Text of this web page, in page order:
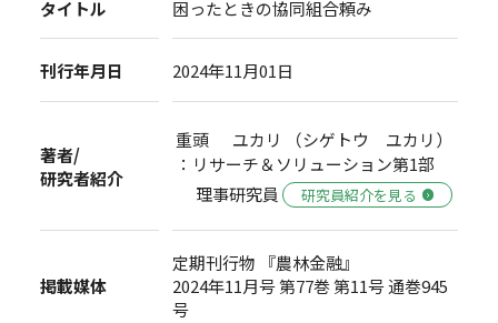
タイトル 困ったときの協同組合頼み
刊行年月日 2024年11月01日
著者/
研究者紹介
重頭 ユカリ （シゲトウ ユカリ）
：リサーチ＆ソリューション第1部
理事研究員
研究員紹介を見る
掲載媒体
定期刊行物 『農林金融』
2024年11月号 第77巻 第11号 通巻945
号